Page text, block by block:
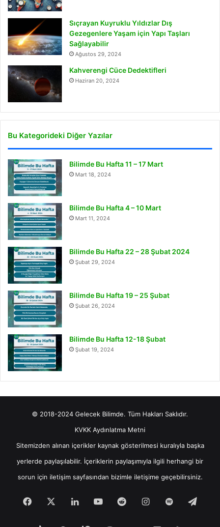
Sıçrayan Kuyruklu Yıldızlar Dış
Gezegenlere Yaşam için Yapı Taşları
Sağlayabilir
Ağustos 29, 2024
Kahverengi Cüce Dedektifleri
Haziran 20, 2024
Bu Kategorideki Diğer Yazılar
Bilimde Bu Hafta 11 – 17 Mart
Mart 18, 2024
Bilimde Bu Hafta 4 – 10 Mart
Mart 11, 2024
Bilimde Bu Hafta 22 – 28 Şubat 2024
Şubat 29, 2024
Bilimde Bu Hafta 19 – 25 Şubat
Şubat 26, 2024
Bilimde Bu Hafta 12-18 Şubat
Şubat 19, 2024
© 2018-2024 Gelecek Bilimde. Tüm Hakları Saklıdır.
KVKK Aydınlatma Metni
Sitemizden alınan içerikler kaynak gösterilmesi kuralıyla başka
yerlerde paylaşılabilir. İçeriklerin paylaşımıyla ilgili herhangi bir
sorun için iletişimsayfasından bizimle iletişime geçebilirsiniz.
Facebook LinkedInYouTubeRedditInstagram
Spotify